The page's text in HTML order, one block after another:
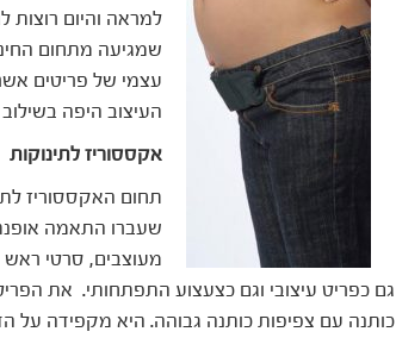
למראה והיום רוצות
שמגיעה מתחום
עצמי של פריטים
העיצוב היפה
אקססוריז לתינוקות
תחום האקססוריז
שעברו התאמה
מעוצבים, סרטי
כותנה עם צפיפות כותנה גבוהה. היא מקפידה על